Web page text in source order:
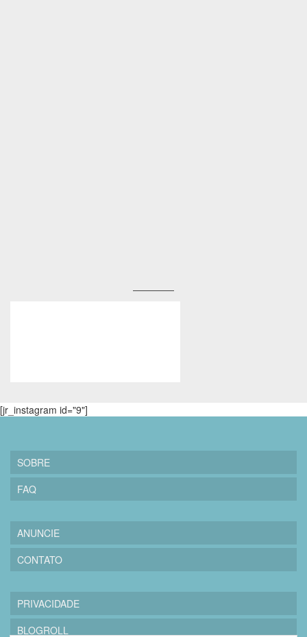
[jr_instagram id="9"]
SOBRE
FAQ
ANUNCIE
CONTATO
PRIVACIDADE
BLOGROLL